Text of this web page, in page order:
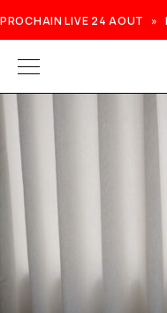
PROCHAIN LIVE 24 AOUT »